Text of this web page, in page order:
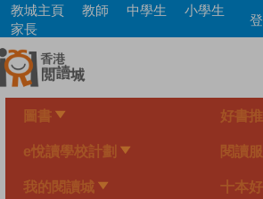
Skip
main
content
教城主頁 教師 中學生
小學生
家長
圖書 好書
e悅讀學校計劃 閱讀
我的閱讀城 十本